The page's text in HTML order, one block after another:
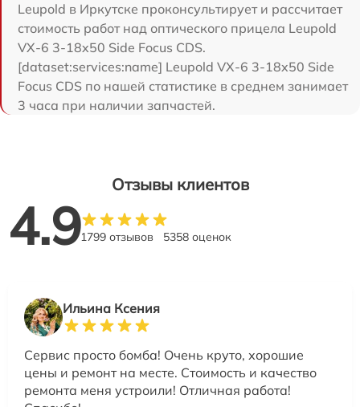
Leupold в Иркутске проконсультирует и рассчитает
стоимость работ над оптического прицела Leupold
VX-6 3-18x50 Side Focus CDS.
[dataset:services:name] Leupold VX-6 3-18x50 Side
Focus CDS по нашей статистике в среднем занимает
3 часа при наличии запчастей.
Отзывы клиентов
4.91799 отзывов 5358 оценок
Ильина Ксения
Сервис просто бомба! Очень круто, хорошие
цены и ремонт на месте. Стоимость и качество
ремонта меня устроили! Отличная работа!